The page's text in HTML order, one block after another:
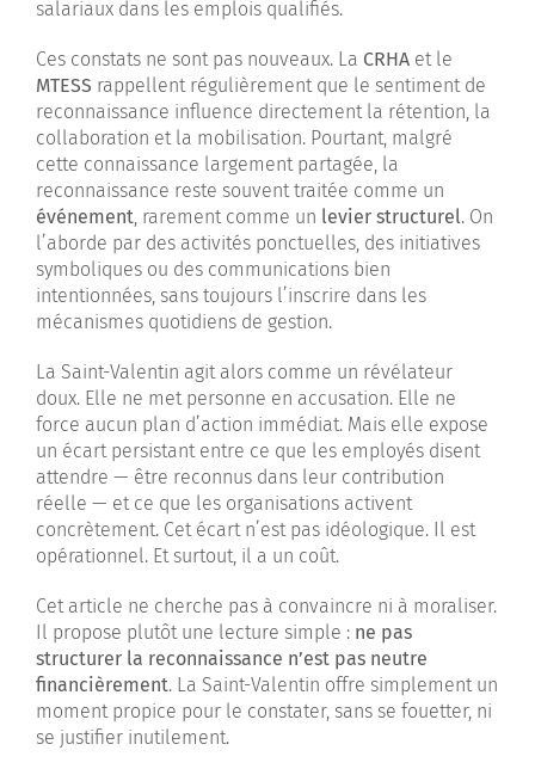
salariaux dans les emplois qualifiés.
Ces constats ne sont pas nouveaux. La CRHAet le
MTESS rappellent régulièrement que le sentiment de
reconnaissance influence directement la rétention, la
collaboration et la mobilisation. Pourtant, malgré
cette connaissance largement partagée, la
reconnaissance reste souvent traitée comme un
événement, rarement comme un levier structurel. On
l’aborde par des activités ponctuelles, des initiatives
symboliques ou des communications bien
intentionnées, sans toujours l’inscrire dans les
mécanismes quotidiens de gestion.
La Saint-Valentin agit alors comme un révélateur
doux. Elle ne met personne en accusation. Elle ne
force aucun plan d’action immédiat. Mais elle expose
un écart persistant entre ce que les employés disent
attendre — être reconnus dans leur contribution
réelle — et ce que les organisations activent
concrètement. Cet écart n’est pas idéologique. Il est
opérationnel. Et surtout, il a un coût.
Cet article ne cherche pas à convaincre ni à moraliser.
Il propose plutôt une lecture simple : ne pas
structurer la reconnaissance n’est pas neutre
financièrement. La Saint-Valentin offre simplement un
moment propice pour le constater, sans se fouetter, ni
se justifier inutilement.